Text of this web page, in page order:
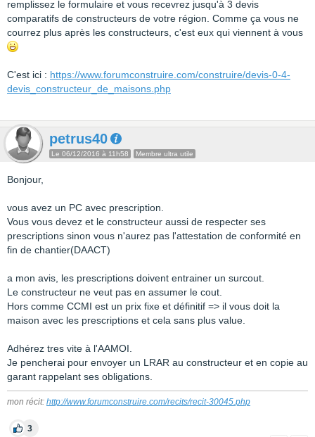
remplissez le formulaire et vous recevrez jusqu'à 3 devis
comparatifs de constructeurs de votre région. Comme ça vous ne
courrez plus après les constructeurs, c'est eux qui viennent à vous
C'est ici : https://www.forumconstruire.com/construire/devis-0-4-
devis_constructeur_de_maisons.php
petrus40
Le 06/12/2016 à 11h58 Membre ultra utile
Bonjour,
vous avez un PC avec prescription.
Vous vous devez et le constructeur aussi de respecter ses
prescriptions sinon vous n'aurez pas l'attestation de conformité en
fin de chantier(DAACT)
a mon avis, les prescriptions doivent entrainer un surcout.
Le constructeur ne veut pas en assumer le cout.
Hors comme CCMI est un prix fixe et définitif => il vous doit la
maison avec les prescriptions et cela sans plus value.
Adhérez tres vite à l'AAMOI.
Je pencherai pour envoyer un LRAR au constructeur et en copie au
garant rappelant ses obligations.
mon récit: http://www.forumconstruire.com/recits/recit-30045.php
3